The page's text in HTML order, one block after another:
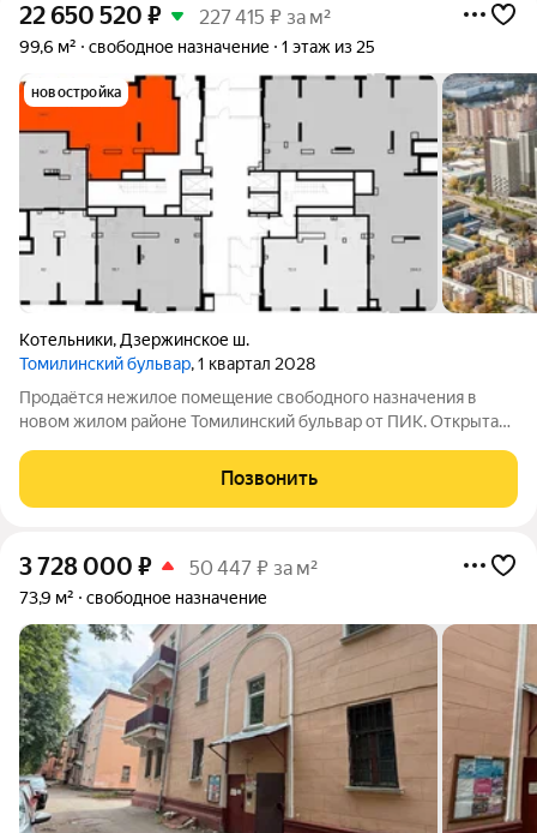
22 650 520 ₽ 227 415 ₽ за м²
99,6 м² свободное назначение 1 этаж из 25
новостройка
Котельники, Дзержинское ш.
Томилинский бульвар, 1 квартал 2028
Продаётся нежилое помещение свободного назначения в
новом жилом районе Томилинский бульвар от ПИК. Открытая
земли. Помещение (номер на площадке: №1) расположено по
адресу: Московская область,
Позвонить
3 728 000 ₽ 50 447 ₽ за м²
73,9 м² свободное назначение